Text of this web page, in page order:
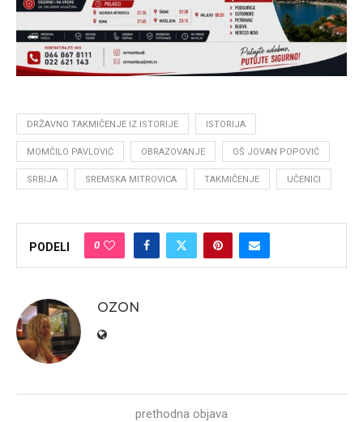
DRŽAVNO TAKMIČENJE IZ ISTORIJE ISTORIJA
MOMČILO PAVLOVIĆ OBRAZOVANJE OŠ JOVAN POPOVIĆ
SRBIJA SREMSKA MITROVICA TAKMIČENJE UČENICI
PODELI 0
OZON
prethodna objava